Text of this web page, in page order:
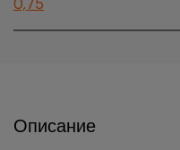
0,75
Описание